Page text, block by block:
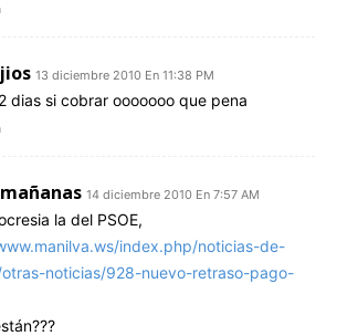
13 diciembre 2010 En 11:38 PM
dias si cobrar ooooooo que pena
14 diciembre 2010 En 7:57 AM
la del PSOE,
index.php/noticias-de-
otras-noticias/928-nuevo-retraso-pago-